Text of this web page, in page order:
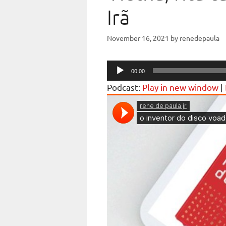
Irã
November 16, 2021 by renedepaula
Audio
Player
00:00
Podcast: Play in new window |